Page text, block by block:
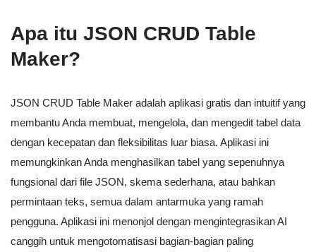
Apa itu JSON CRUD Table
Maker?
JSON CRUD Table Maker adalah aplikasi gratis dan intuitif yang
membantu Anda membuat, mengelola, dan mengedit tabel data
dengan kecepatan dan fleksibilitas luar biasa. Aplikasi ini
memungkinkan Anda menghasilkan tabel yang sepenuhnya
fungsional dari file JSON, skema sederhana, atau bahkan
permintaan teks, semua dalam antarmuka yang ramah
pengguna. Aplikasi ini menonjol dengan mengintegrasikan AI
canggih untuk mengotomatisasi bagian-bagian paling